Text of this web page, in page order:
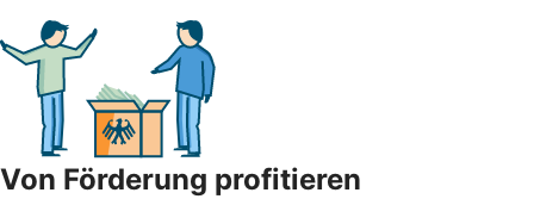
Von Förderung profitieren